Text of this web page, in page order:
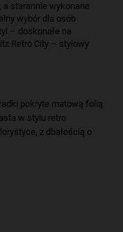
a starannie wykonane
wybór dla osób
– doskonałe na
Retro City – stylowy
pokryte matową folią
w stylu retro
z dbałością o